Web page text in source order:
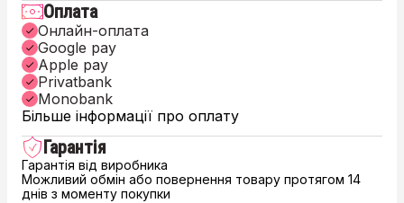
Оплата
Онлайн-оплата
Google pay
Apple pay
Privatbank
Monobank
Більше інформації про оплату
Гарантія
Гарантія від виробника
Можливий обмін або повернення товару протягом 14
днів з моменту покупки